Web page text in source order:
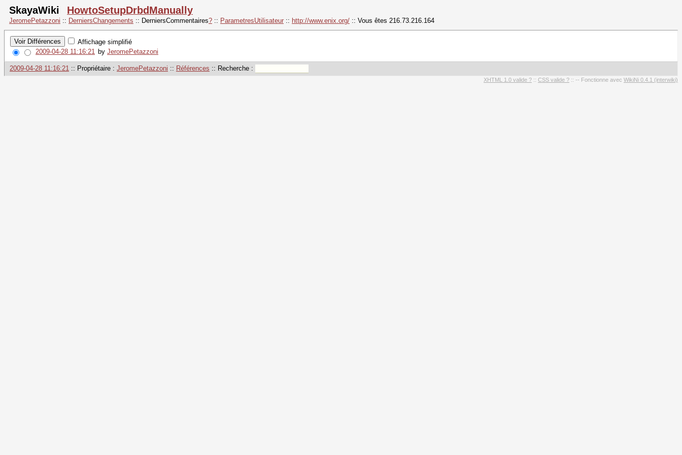
SkayaWiki HowtoSetupDrbdManually
JeromePetazzoni :: DerniersChangements :: DerniersCommentaires? :: ParametresUtilisateur :: http://www.enix.org/ :: Vous êtes 216.73.216.164
Affichage simplifié
2009-04-28 11:16:21 by JeromePetazzoni
2009-04-28 11:16:21 :: Propriétaire : JeromePetazzoni :: Références :: Recherche :
XHTML 1.0 valide ? :: CSS valide ? :: -- Fonctionne avec WikiNi 0.4.1 (interwiki)